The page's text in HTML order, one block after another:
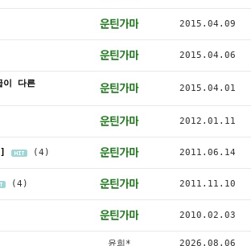
2015.04.09
2015.04.06
이 다른
2015.04.01
2012.01.11
(4) 2011.06.14
(4) 2011.11.10
2010.02.03
윤희* 2026.08.06